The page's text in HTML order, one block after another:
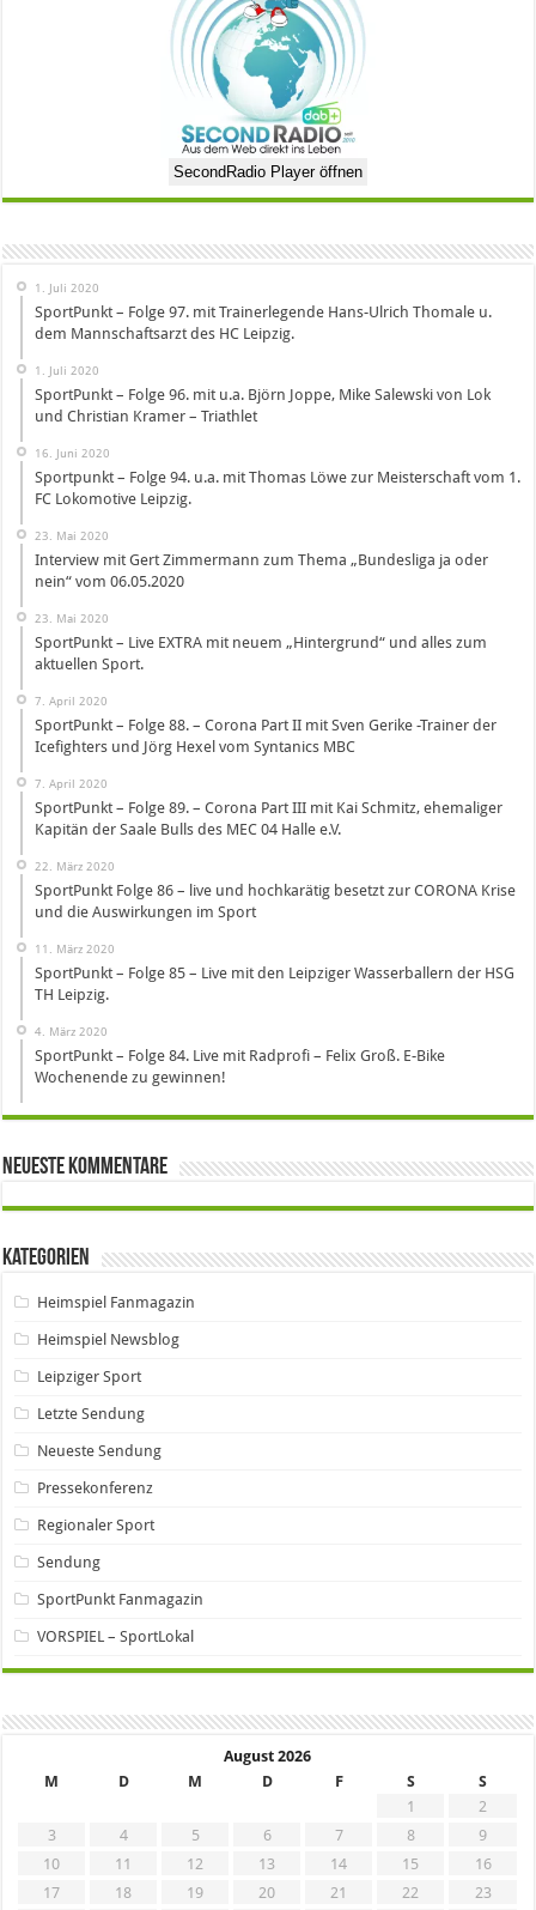
SecondRadio Player öffnen
1. Juli 2020
SportPunkt – Folge 97. mit Trainerlegende Hans-Ulrich Thomale u.
dem Mannschaftsarzt des HC Leipzig.
1. Juli 2020
SportPunkt – Folge 96. mit u.a. Björn Joppe, Mike Salewski von Lok
und Christian Kramer – Triathlet
16. Juni 2020
Sportpunkt – Folge 94. u.a. mit Thomas Löwe zur Meisterschaft vom 1.
FC Lokomotive Leipzig.
23. Mai 2020
Interview mit Gert Zimmermann zum Thema „Bundesliga ja oder
nein“ vom 06.05.2020
23. Mai 2020
SportPunkt – Live EXTRA mit neuem „Hintergrund“ und alles zum
aktuellen Sport.
7. April 2020
SportPunkt – Folge 88. – Corona Part II mit Sven Gerike -Trainer der
Icefighters und Jörg Hexel vom Syntanics MBC
7. April 2020
SportPunkt – Folge 89. – Corona Part III mit Kai Schmitz, ehemaliger
Kapitän der Saale Bulls des MEC 04 Halle e.V.
22. März 2020
SportPunkt Folge 86 – live und hochkarätig besetzt zur CORONA Krise
und die Auswirkungen im Sport
11. März 2020
SportPunkt – Folge 85 – Live mit den Leipziger Wasserballern der HSG
TH Leipzig.
4. März 2020
SportPunkt – Folge 84. Live mit Radprofi – Felix Groß. E-Bike
Wochenende zu gewinnen!
Neueste Kommentare
Kategorien
Heimspiel Fanmagazin
Heimspiel Newsblog
Leipziger Sport
Letzte Sendung
Neueste Sendung
Pressekonferenz
Regionaler Sport
Sendung
SportPunkt Fanmagazin
VORSPIEL – SportLokal
August 2026
M
D M D F S
S
1
2
3
4 5 6 7 8
9
10
11 12 13 14 15
16
17
18 19 20 21 22
23